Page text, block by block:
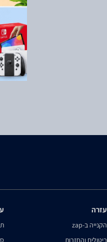
עזרה
הקנייה ב-zap
ביטולים והחזרות